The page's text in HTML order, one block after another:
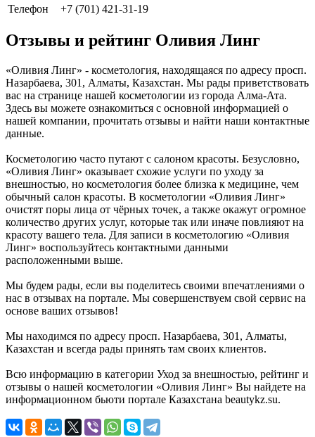
Телефон
+7 (701) 421-31-19
Отзывы и рейтинг Оливия Линг
«Оливия Линг» - косметология, находящаяся по адресу просп.
Назарбаева, 301, Алматы, Казахстан. Мы рады приветствовать
вас на странице нашей косметологии из города Алма-Ата.
Здесь вы можете ознакомиться с основной информацией о
нашей компании, прочитать отзывы и найти наши контактные
данные.
Косметологию часто путают с салоном красоты. Безусловно,
«Оливия Линг» оказывает схожие услуги по уходу за
внешностью, но косметология более близка к медицине, чем
обычный салон красоты. В косметологии «Оливия Линг»
очистят поры лица от чёрных точек, а также окажут огромное
количество других услуг, которые так или иначе повлияют на
красоту вашего тела. Для записи в косметологию «Оливия
Линг» воспользуйтесь контактными данными
расположенными выше.
Мы будем рады, если вы поделитесь своими впечатлениями о
нас в отзывах на портале. Мы совершенствуем свой сервис на
основе ваших отзывов!
Мы находимся по адресу просп. Назарбаева, 301, Алматы,
Казахстан и всегда рады принять там своих клиентов.
Всю информацию в категории Уход за внешностью, рейтинг и
отзывы о нашей косметологии «Оливия Линг» Вы найдете на
информационном бьюти портале Казахстана beautykz.su.